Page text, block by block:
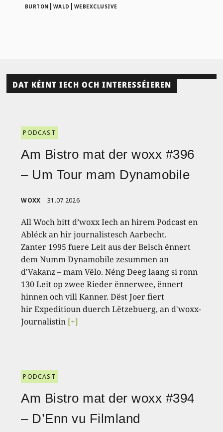
BURTON | WALD | WEBEXCLUSIVE
DAT KÉINT IECH OCH INTERESSÉIEREN
PODCAST
Am Bistro mat der woxx #396
– Um Tour mam Dynamobile
WOXX 31.07.2026
All Woch bitt d’woxx Iech an hirem Podcast en
Abléck an hir journalistesch Aarbecht.
Zanter 1995 fuere Leit aus der Belsch ënnert
dem Numm Dynamobile zesummen an
d'Vakanz – mam Vëlo. Néng Deeg laang si ronn
130 Leit op zwee Rieder ënnerwee, ënnert
hinnen och vill Kanner. Dëst Joer fiert
hir Expeditioun duerch Lëtzebuerg, an d'woxx-
Journalistin [+]
PODCAST
Am Bistro mat der woxx #394
– D’Enn vu Filmland